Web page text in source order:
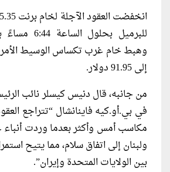
للبرميل
إلى 91.95 دولار.
من جانبه، قال دنيس كيسلر نائب
في بي.أو.كيه فاينانشال “تتراجع
مكاسب أمس وأكثر بعدما وردت
ولبنان إلى اتفاق سلام، مما يتيح
بين الولايات المتحدة وإيران”.